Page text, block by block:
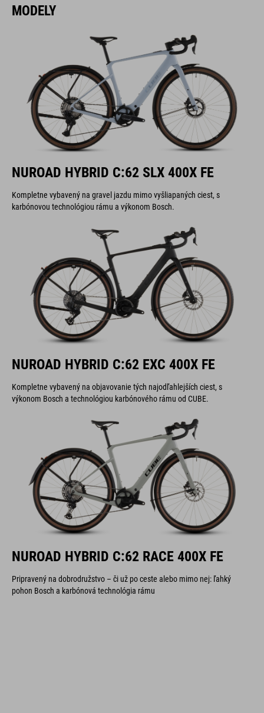
MODELY
NUROAD HYBRID C:62 SLX 400X FE
Kompletne vybavený na gravel jazdu mimo vyšliapaných ciest, s
karbónovou technológiou rámu a výkonom Bosch.
NUROAD HYBRID C:62 EXC 400X FE
Kompletne vybavený na objavovanie tých najodľahlejších ciest, s
výkonom Bosch a technológiou karbónového rámu od CUBE.
NUROAD HYBRID C:62 RACE 400X FE
Pripravený na dobrodružstvo – či už po ceste alebo mimo nej: ľahký
pohon Bosch a karbónová technológia rámu